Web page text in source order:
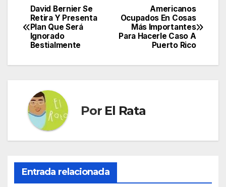
Navegación
de
Americanos
Ocupados En Cosas
Más Importantes
Para Hacerle Caso A
Puerto Rico
David Bernier Se
Retira Y Presenta
Plan Que Será
Ignorado
Bestialmente
Por El Rata
Entrada relacionada